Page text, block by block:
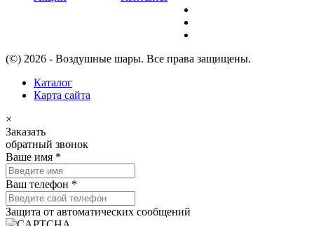
(©) 2026 - Воздушные шары. Все права защищены.
Каталог
Карта сайта
×
Заказать
обратный звонок
Ваше имя *
Ваш телефон *
Защита от автоматических сообщений